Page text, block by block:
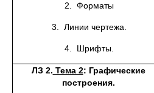
2. Форматы
3. Линии чертежа.
4. Шрифты.
ЛЗ 2. Тема 2: Графические
построения.